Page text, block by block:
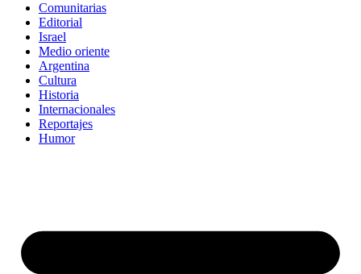
Comunitarias
Editorial
Israel
Medio oriente
Argentina
Cultura
Historia
Internacionales
Reportajes
Humor